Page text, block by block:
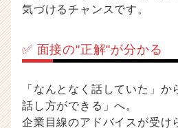
気づけるチャンスです。
✅ 面接の"正解"が分かる
「なんとなく話していた」か
話し方ができる」へ。
企業目線のアドバイスが受け